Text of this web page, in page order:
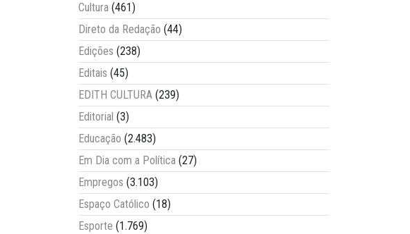
Cultura (461)
Direto da Redação (44)
Edições (238)
Editais (45)
EDITH CULTURA (239)
Editorial (3)
Educação (2.483)
Em Dia com a Política (27)
Empregos (3.103)
Espaço Católico (18)
Esporte (1.769)